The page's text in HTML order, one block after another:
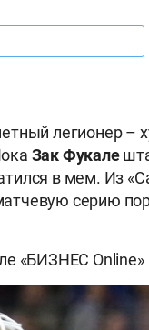
легионер –
Зак Фукале
в мем. Из
серию
«БИЗНЕС Online»